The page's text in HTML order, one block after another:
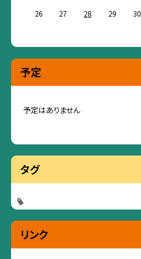
26
27 28 29 30
予定
予定はありません
タグ
リンク